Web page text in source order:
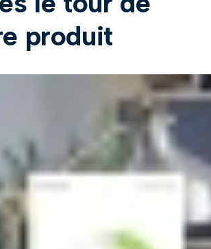
produit